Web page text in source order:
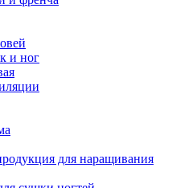
и ног
для наращивания